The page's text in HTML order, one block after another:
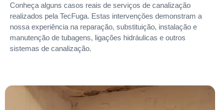
Conheça alguns casos reais de serviços de canalização
realizados pela TecFuga. Estas intervenções demonstram a
nossa experiência na reparação, substituição, instalação e
manutenção de tubagens, ligações hidráulicas e outros
sistemas de canalização.